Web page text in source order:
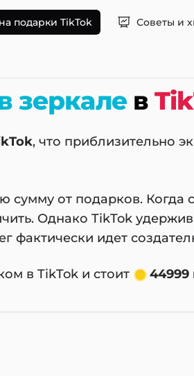
подарки TikTok Советы и
зеркалев
, что приблизительно
сумму от подарков. Когда
Однако TikTok
фактически идет
в TikTok и стоит 44999